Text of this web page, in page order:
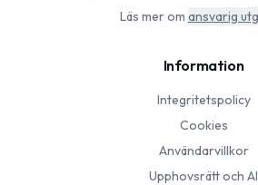
Läs mer om ansvarig
Information
Integritetspolicy
Cookies
Användarvillkor
Upphovsrätt och AI